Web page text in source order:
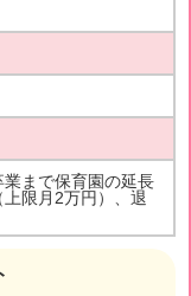
まで保育園の延長
限月2万円）、退